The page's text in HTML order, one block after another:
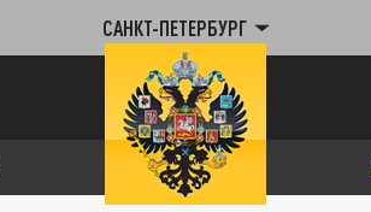
САНКТ-ПЕТЕРБУРГ